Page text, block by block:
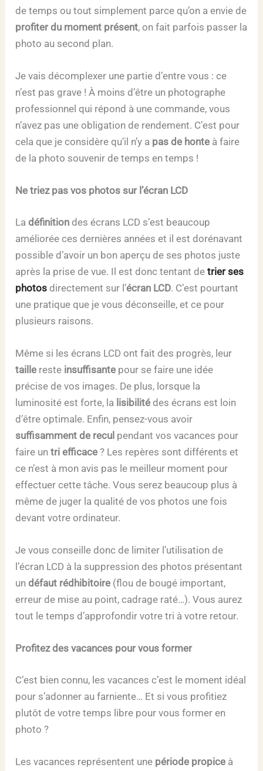
de temps ou tout simplement parce qu’on a envie de
profiter du moment présent, on fait parfois passer la
photo au second plan.
Je vais décomplexer une partie d’entre vous : ce
n’est pas grave ! À moins d’être un photographe
professionnel qui répond à une commande, vous
n’avez pas une obligation de rendement. C’est pour
cela que je considère qu’il n’y a pas de honte à faire
de la photo souvenir de temps en temps !
Ne triez pas vos photos sur l’écran LCD
Ladéfinition des écrans LCD s’est beaucoup
améliorée ces dernières années et il est dorénavant
possible d’avoir un bon aperçu de ses photos juste
après la prise de vue. Il est donc tentant detrier ses
photos directement sur l’écran LCD. C’est pourtant
une pratique que je vous déconseille, et ce pour
plusieurs raisons.
Même si les écrans LCD ont fait des progrès, leur
taille reste insuffisante pour se faire une idée
précise de vos images. De plus, lorsque la
luminosité est forte, la lisibilité des écrans est loin
d’être optimale. Enfin, pensez-vous avoir
suffisamment de recul pendant vos vacances pour
faire untri efficace ? Les repères sont différents et
ce n’est à mon avis pas le meilleur moment pour
effectuer cette tâche. Vous serez beaucoup plus à
même de juger la qualité de vos photos une fois
devant votre ordinateur.
Je vous conseille donc de limiter l’utilisation de
l’écran LCD à la suppression des photos présentant
undéfaut rédhibitoire (flou de bougé important,
erreur de mise au point, cadrage raté…). Vous aurez
tout le temps d’approfondir votre tri à votre retour.
Profitez des vacances pour vous former
C’est bien connu, les vacances c’est le moment idéal
pour s’adonner au farniente… Et si vous profitiez
plutôt de votre temps libre pour vous former en
photo ?
Les vacances représentent une période propice à